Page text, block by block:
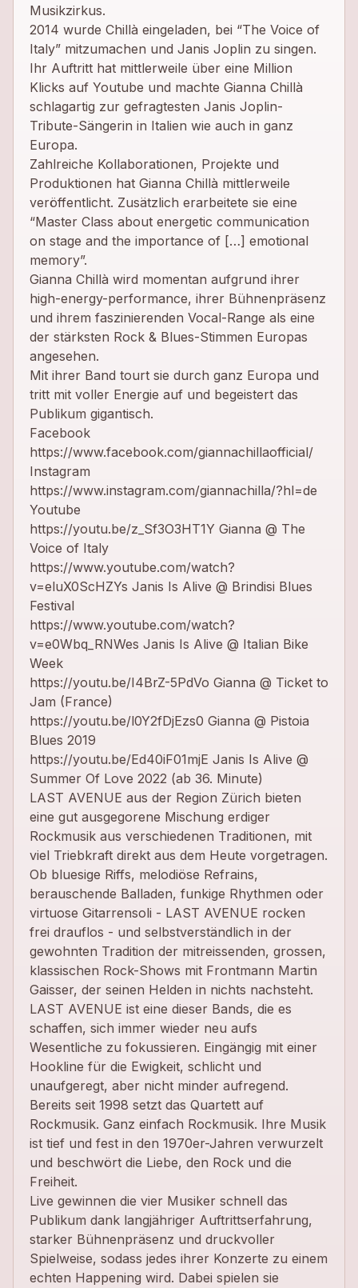
Musikzirkus.
2014 wurde Chillà eingeladen, bei “The Voice of
Italy” mitzumachen und Janis Joplin zu singen.
Ihr Auftritt hat mittlerweile über eine Million
Klicks auf Youtube und machte Gianna Chillà
schlagartig zur gefragtesten Janis Joplin-
Tribute-Sängerin in Italien wie auch in ganz
Europa.
Zahlreiche Kollaborationen, Projekte und
Produktionen hat Gianna Chillà mittlerweile
veröffentlicht. Zusätzlich erarbeitete sie eine
“Master Class about energetic communication
on stage and the importance of […] emotional
memory”.
Gianna Chillà wird momentan aufgrund ihrer
high-energy-performance, ihrer Bühnenpräsenz
und ihrem faszinierenden Vocal-Range als eine
der stärksten Rock & Blues-Stimmen Europas
angesehen.
Mit ihrer Band tourt sie durch ganz Europa und
tritt mit voller Energie auf und begeistert das
Publikum gigantisch.
Facebook
https://www.facebook.com/giannachillaofficial/
Instagram
https://www.instagram.com/giannachilla/?hl=de
Youtube
https://youtu.be/z_Sf3O3HT1Y Gianna @ The
Voice of Italy
https://www.youtube.com/watch?
v=eluX0ScHZYs Janis Is Alive @ Brindisi Blues
Festival
https://www.youtube.com/watch?
v=e0Wbq_RNWes Janis Is Alive @ Italian Bike
Week
https://youtu.be/I4BrZ-5PdVo Gianna @ Ticket to
Jam (France)
https://youtu.be/l0Y2fDjEzs0 Gianna @ Pistoia
Blues 2019
https://youtu.be/Ed40iF01mjE Janis Is Alive @
Summer Of Love 2022 (ab 36. Minute)
LAST AVENUE aus der Region Zürich bieten
eine gut ausgegorene Mischung erdiger
Rockmusik aus verschiedenen Traditionen, mit
viel Triebkraft direkt aus dem Heute vorgetragen.
Ob bluesige Riffs, melodiöse Refrains,
berauschende Balladen, funkige Rhythmen oder
virtuose Gitarrensoli - LAST AVENUE rocken
frei drauflos - und selbstverständlich in der
gewohnten Tradition der mitreissenden, grossen,
klassischen Rock-Shows mit Frontmann Martin
Gaisser, der seinen Helden in nichts nachsteht.
LAST AVENUE ist eine dieser Bands, die es
schaffen, sich immer wieder neu aufs
Wesentliche zu fokussieren. Eingängig mit einer
Hookline für die Ewigkeit, schlicht und
unaufgeregt, aber nicht minder aufregend.
Bereits seit 1998 setzt das Quartett auf
Rockmusik. Ganz einfach Rockmusik. Ihre Musik
ist tief und fest in den 1970er-Jahren verwurzelt
und beschwört die Liebe, den Rock und die
Freiheit.
Live gewinnen die vier Musiker schnell das
Publikum dank langjähriger Auftrittserfahrung,
starker Bühnenpräsenz und druckvoller
Spielweise, sodass jedes ihrer Konzerte zu einem
echten Happening wird. Dabei spielen sie